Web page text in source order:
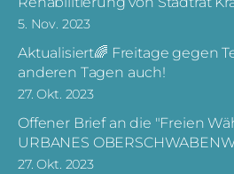
5. Nov. 2023
Aktualisiert🌈 Freitage gegen
anderen Tagen auch!
27. Okt. 2023
Offener Brief an die "Freien
URBANES
27. Okt. 2023